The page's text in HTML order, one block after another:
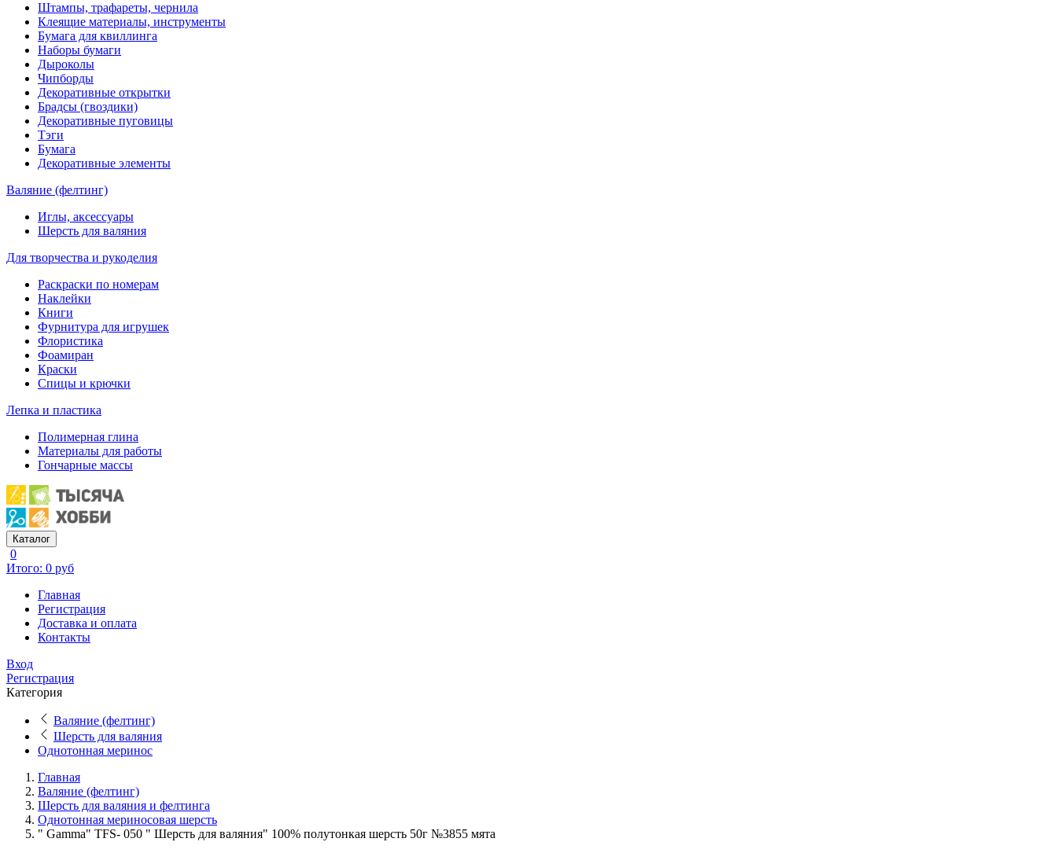
Штампы, трафареты, чернила
Клеящие материалы, инструменты
Бумага для квиллинга
Наборы бумаги
Дыроколы
Чипборды
Декоративные открытки
Брадсы (гвоздики)
Декоративные пуговицы
Тэги
Бумага
Декоративные элементы
Валяние (фелтинг)
Иглы, аксессуары
Шерсть для валяния
Для творчества и рукоделия
Раскраски по номерам
Наклейки
Книги
Фурнитура для игрушек
Флористика
Фоамиран
Краски
Спицы и крючки
Лепка и пластика
Полимерная глина
Материалы для работы
Гончарные массы
Каталог
0
Итого: 0 руб
Главная
Регистрация
Доставка и оплата
Контакты
Вход
Регистрация
Категория
Валяние (фелтинг)
Шерсть для валяния
Однотонная меринос
Главная
Валяние (фелтинг)
Шерсть для валяния и фелтинга
Однотонная мериносовая шерсть
" Gamma" TFS- 050 " Шерсть для валяния" 100% полутонкая шерсть 50г №3855 мята